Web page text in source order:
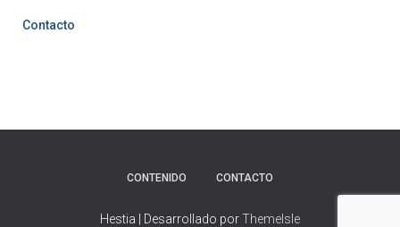
Contacto
CONTENIDO CONTACTO
Hestia | Desarrollado porThemeIsle